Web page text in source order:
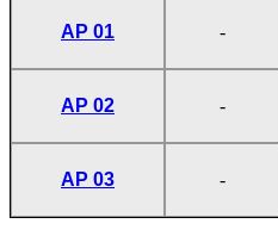
AP 01 -
AP 02 -
AP 03 -